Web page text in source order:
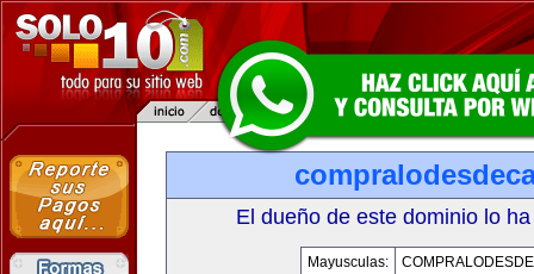
El dueño de este dominio lo
Mayusculas: